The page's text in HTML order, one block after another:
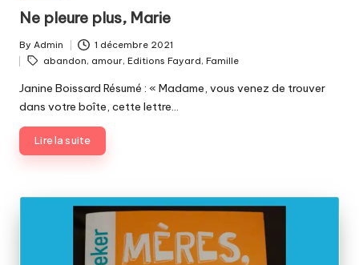
Ne pleure plus, Marie
Posted
by
By Admin 1 décembre 2021
Tags:
abandon, amour, Editions Fayard, Famille
Janine Boissard Résumé : « Madame, vous venez de trouver
dans votre boîte, cette lettre…
Lire la suite